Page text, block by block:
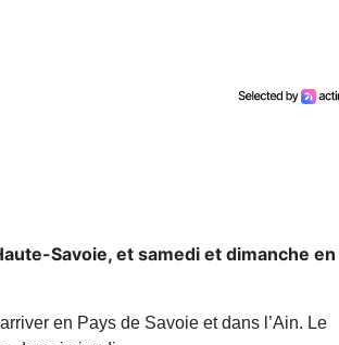
Savoie, et samedi et dimanche en
en Pays de Savoie et dans l’Ain. Le